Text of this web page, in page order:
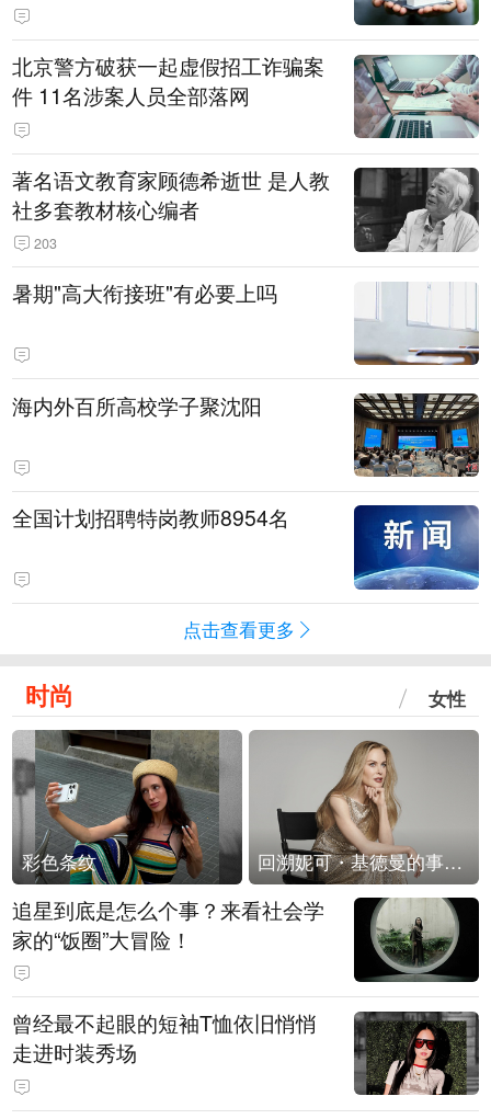
北京警方破获一起虚假招工诈骗案
件 11名涉案人员全部落网
著名语文教育家顾德希逝世 是人教
社多套教材核心编者
203
暑期"高大衔接班"有必要上吗
海内外百所高校学子聚沈阳
全国计划招聘特岗教师8954名
点击查看更多
时尚 女性
彩色条纹 回溯妮可・基德曼的事业轨迹
追星到底是怎么个事？来看社会学
家的“饭圈”大冒险！
曾经最不起眼的短袖T恤依旧悄悄
走进时装秀场